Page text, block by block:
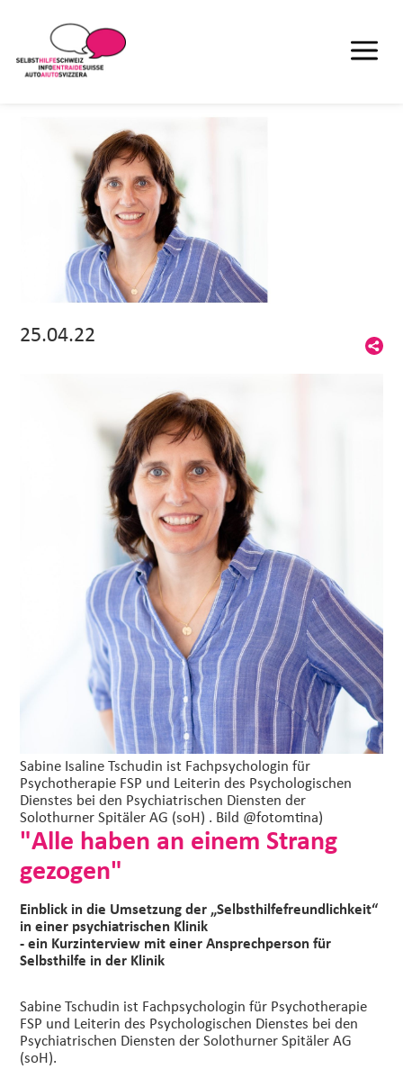
25.04.22
Sabine Isaline Tschudin ist Fachpsychologin für
Psychotherapie FSP und Leiterin des Psychologischen
Dienstes bei den Psychiatrischen Diensten der
Solothurner Spitäler AG (soH) . Bild @fotomtina)
"Alle haben an einem Strang
gezogen"
Einblick in die Umsetzung der „Selbsthilfefreundlichkeit“
in einer psychiatrischen Klinik
- ein Kurzinterview mit einer Ansprechperson für
Selbsthilfe in der Klinik
Sabine Tschudin ist Fachpsychologin für Psychotherapie
FSP und Leiterin des Psychologischen Dienstes bei den
Psychiatrischen Diensten der Solothurner Spitäler AG
(soH).